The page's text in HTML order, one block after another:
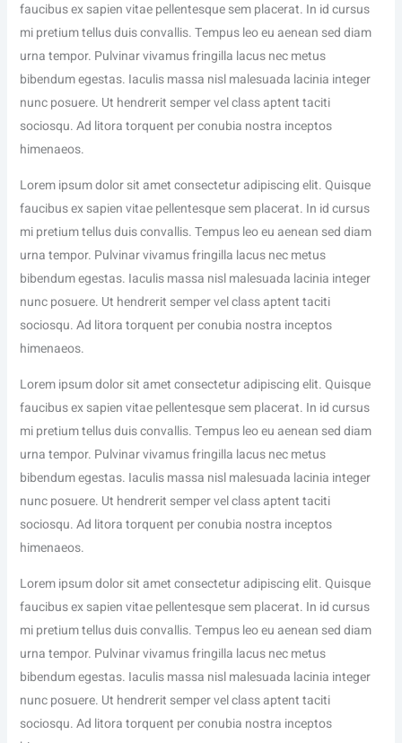
faucibus ex sapien vitae pellentesque sem placerat. In id cursus
mi pretium tellus duis convallis. Tempus leo eu aenean sed diam
urna tempor. Pulvinar vivamus fringilla lacus nec metus
bibendum egestas. Iaculis massa nisl malesuada lacinia integer
nunc posuere. Ut hendrerit semper vel class aptent taciti
sociosqu. Ad litora torquent per conubia nostra inceptos
himenaeos.
Lorem ipsum dolor sit amet consectetur adipiscing elit. Quisque
faucibus ex sapien vitae pellentesque sem placerat. In id cursus
mi pretium tellus duis convallis. Tempus leo eu aenean sed diam
urna tempor. Pulvinar vivamus fringilla lacus nec metus
bibendum egestas. Iaculis massa nisl malesuada lacinia integer
nunc posuere. Ut hendrerit semper vel class aptent taciti
sociosqu. Ad litora torquent per conubia nostra inceptos
himenaeos.
Lorem ipsum dolor sit amet consectetur adipiscing elit. Quisque
faucibus ex sapien vitae pellentesque sem placerat. In id cursus
mi pretium tellus duis convallis. Tempus leo eu aenean sed diam
urna tempor. Pulvinar vivamus fringilla lacus nec metus
bibendum egestas. Iaculis massa nisl malesuada lacinia integer
nunc posuere. Ut hendrerit semper vel class aptent taciti
sociosqu. Ad litora torquent per conubia nostra inceptos
himenaeos.
Lorem ipsum dolor sit amet consectetur adipiscing elit. Quisque
faucibus ex sapien vitae pellentesque sem placerat. In id cursus
mi pretium tellus duis convallis. Tempus leo eu aenean sed diam
urna tempor. Pulvinar vivamus fringilla lacus nec metus
bibendum egestas. Iaculis massa nisl malesuada lacinia integer
nunc posuere. Ut hendrerit semper vel class aptent taciti
sociosqu. Ad litora torquent per conubia nostra inceptos